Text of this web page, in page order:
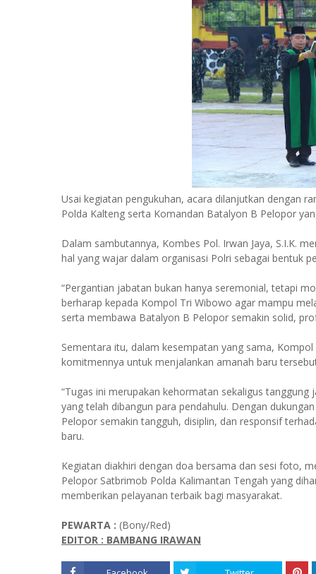
Usai kegiatan pengukuhan, acara dilanjutkan dengan
Polda Kalteng serta Komandan Batalyon B Pelopor
Dalam sambutannya, Kombes Pol. Irwan Jaya, S.I.K.
hal yang wajar dalam organisasi Polri sebagai bentuk
“Pergantian jabatan bukan hanya seremonial, tetapi
berharap kepada Kompol Tri Wibowo agar mampu
serta membawa Batalyon B Pelopor semakin solid,
Sementara itu, dalam kesempatan yang sama, Kompol
komitmennya untuk menjalankan amanah baru
“Tugas ini merupakan kehormatan sekaligus
yang telah dibangun para pendahulu. Dengan
Pelopor semakin tangguh, disiplin, dan responsif
baru.
Kegiatan diakhiri dengan doa bersama dan sesi foto,
Pelopor Satbrimob Polda Kalimantan Tengah yang
memberikan pelayanan terbaik bagi masyarakat.
PEWARTA : (Bony/Red)
EDITOR : BAMBANG IRAWAN